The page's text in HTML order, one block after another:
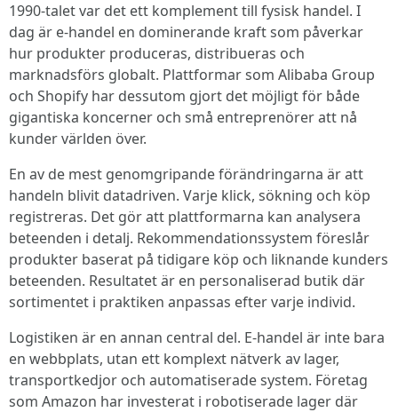
1990-talet var det ett komplement till fysisk handel. I
dag är e-handel en dominerande kraft som påverkar
hur produkter produceras, distribueras och
marknadsförs globalt. Plattformar som Alibaba Group
och Shopify har dessutom gjort det möjligt för både
gigantiska koncerner och små entreprenörer att nå
kunder världen över.
En av de mest genomgripande förändringarna är att
handeln blivit datadriven. Varje klick, sökning och köp
registreras. Det gör att plattformarna kan analysera
beteenden i detalj. Rekommendationssystem föreslår
produkter baserat på tidigare köp och liknande kunders
beteenden. Resultatet är en personaliserad butik där
sortimentet i praktiken anpassas efter varje individ.
Logistiken är en annan central del. E-handel är inte bara
en webbplats, utan ett komplext nätverk av lager,
transportkedjor och automatiserade system. Företag
som Amazon har investerat i robotiserade lager där